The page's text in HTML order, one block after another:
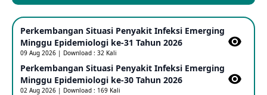
Mpox Clade 1b di Taiwan
25 May 2026
Update Informasi PHEIC Penyakit Ebola
23 May 2026
Perkembangan Situasi Penyakit Infeksi Emerging
Minggu Epidemiologi ke-31 Tahun 2026
09 Aug 2026 | Download : 32 Kali
Perkembangan Situasi Penyakit Infeksi Emerging
Minggu Epidemiologi ke-30 Tahun 2026
02 Aug 2026 | Download : 169 Kali